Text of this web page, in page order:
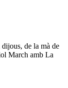
de la mà de
March amb La